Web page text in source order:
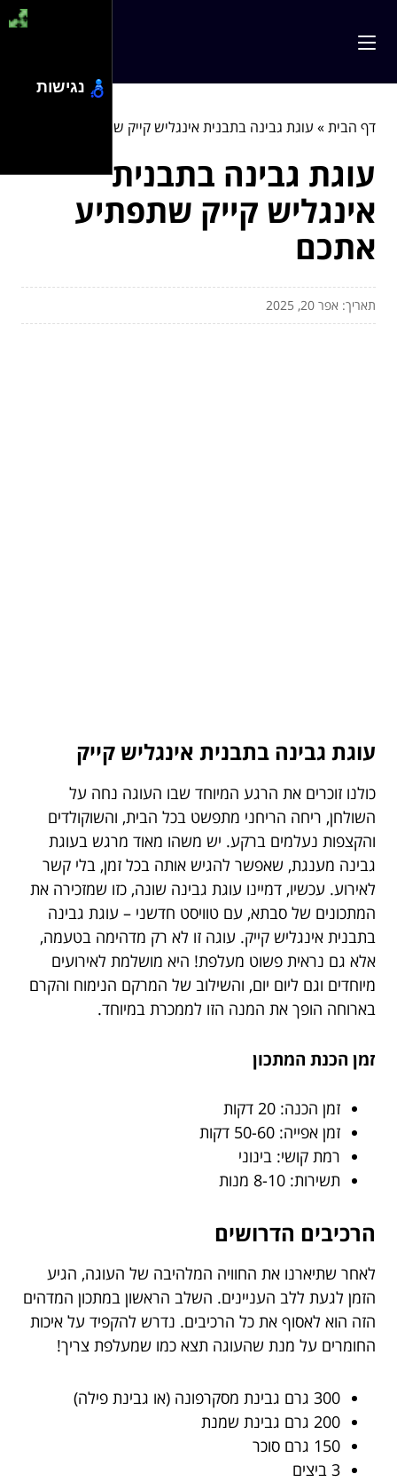
דף הבית» עוגת גבינה בתבנית אינגליש קייק שתפתיע אתכם
עוגת גבינה בתבנית
אינגליש קייק שתפתיע
אתכם
תאריך: אפר 20, 2025
עוגת גבינה בתבנית אינגליש קייק
כולנו זוכרים את הרגע המיוחד שבו העוגה נחה על
השולחן, ריחה הריחני מתפשט בכל הבית, והשוקולדים
והקצפות נעלמים ברקע. יש משהו מאוד מרגש בעוגת
גבינה מענגת, שאפשר להגיש אותה בכל זמן, בלי קשר
לאירוע. עכשיו, דמיינו עוגת גבינה שונה, כזו שמזכירה את
המתכונים של סבתא, עם טוויסט חדשני – עוגת גבינה
בתבנית אינגליש קייק. עוגה זו לא רק מדהימה בטעמה,
אלא גם נראית פשוט מעלפת! היא מושלמת לאירועים
מיוחדים וגם ליום יום, והשילוב של המרקם הנימוח והקרם
בארוחה הופך את המנה הזו לממכרת במיוחד.
זמן הכנת המתכון
זמן הכנה: 20 דקות
זמן אפייה: 50-60 דקות
רמת קושי: בינוני
תשירות: 8-10 מנות
הרכיבים הדרושים
לאחר שתיארנו את החוויה המלהיבה של העוגה, הגיע
הזמן לגעת ללב העניינים. השלב הראשון במתכון המדהים
הזה הוא לאסוף את כל הרכיבים. נדרש להקפיד על איכות
החומרים על מנת שהעוגה תצא כמו שמעלפת צריך!
300 גרם גבינת מסקרפונה (או גבינת פילה)
200 גרם גבינת שמנת
150 גרם סוכר
3 ביצים
נגישות